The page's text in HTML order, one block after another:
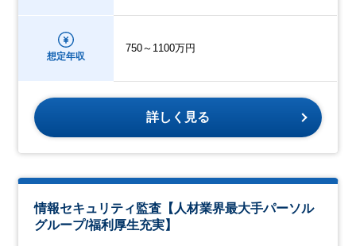
想定年収
750～1100万円
詳しく見る
情報セキュリティ監査【人材業界最大手パーソル
グループ/福利厚生充実】